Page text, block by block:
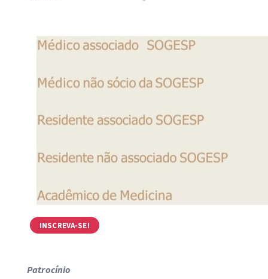
INSCREVA-SE!
Patrocínio